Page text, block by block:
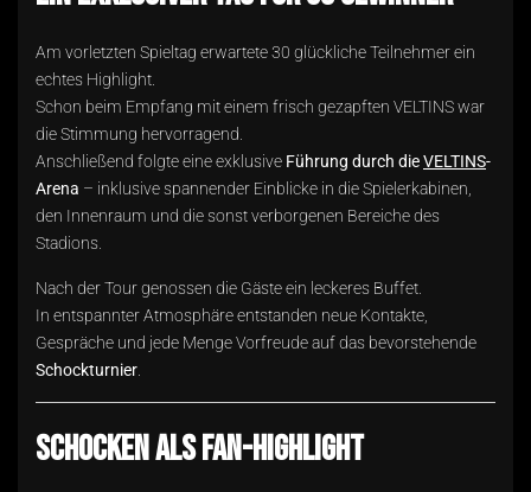
Am vorletzten Spieltag erwartete 30 glückliche Teilnehmer ein
echtes Highlight.
Schon beim Empfang mit einem frisch gezapften VELTINS war
die Stimmung hervorragend.
Anschließend folgte eine exklusive Führung durch dieVELTINS-
Arena – inklusive spannender Einblicke in die Spielerkabinen,
den Innenraum und die sonst verborgenen Bereiche des
Stadions.
Nach der Tour genossen die Gäste ein leckeres Buffet.
In entspannter Atmosphäre entstanden neue Kontakte,
Gespräche und jede Menge Vorfreude auf das bevorstehende
Schockturnier
Schocken als Fan-Highlight